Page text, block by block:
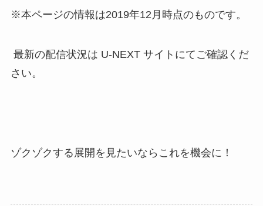
※本ページの情報は2019年12月時点のものです。
最新の配信状況は U-NEXT サイトにてご確認くだ
さい。
ゾクゾクする展開を見たいならこれを機会に！